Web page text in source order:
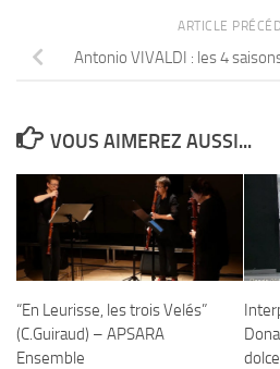
ARTICLE
Antonio VIVALDI : les 4
VOUS AIMEREZ AUSSI...
“En Leurisse, les trois Velés”
(C.Guiraud) – APSARA
Ensemble
dolce